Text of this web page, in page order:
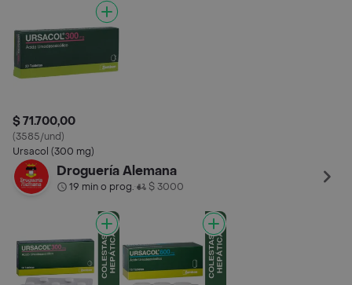
$ 71.700,00
(3585/und)
Ursacol (300 mg)
Droguería Alemana
19 min o prog.• $ 3000